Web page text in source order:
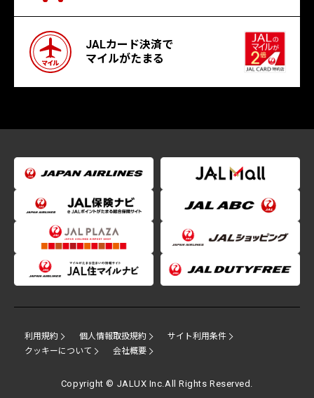
JALカード決済で
マイルがたまる
利用規約 個人情報取扱規約
サイト利用条件
クッキーについて
会社概要
Copyright © JALUX Inc.All Rights Reserved.